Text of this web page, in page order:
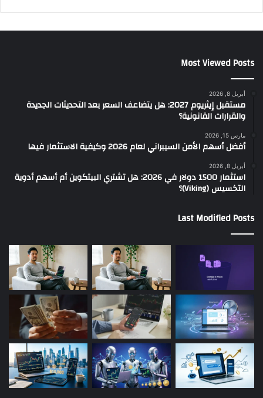
Most Viewed Posts
أبريل 8, 2026
مستقبل إيثريوم 2027: هل يتضاعف السعر بعد التحديثات الجديدة
والقرارات القانونية؟
مارس 15, 2026
أفضل أسهم الأمن السيبراني لعام 2026 وكيفية الاستثمار فيها
أبريل 8, 2026
استثمار 1500 دولار في 2026: هل تشتري البيتكوين أم أسهم أدوية
التخسيس (Viking)؟
Last Modified Posts